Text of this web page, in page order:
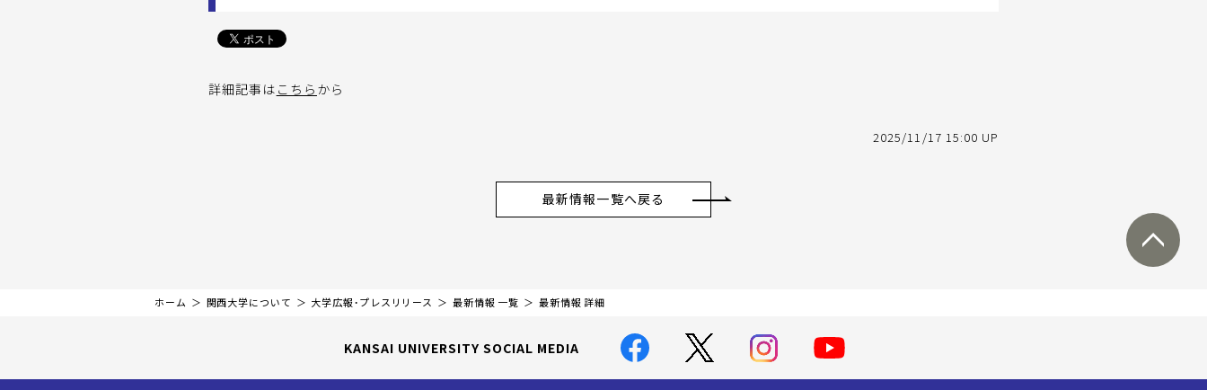
詳細記事は こちら から
2025/11/17 15:00 UP
最新情報一覧へ戻る
ホーム 関西大学について 大学広報・プレスリリース 最新情報 一覧 最新情報 詳細
KANSAI UNIVERSITY SOCIAL MEDIA